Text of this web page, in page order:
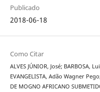
Publicado
2018-06-18
Como Citar
ALVES JÚNIOR, José; BARBOSA,
EVANGELISTA, Adão Wagner
DE MOGNO AFRICANO